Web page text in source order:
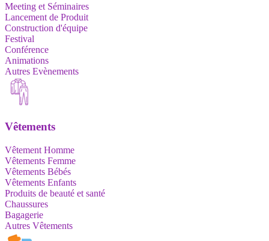
Meeting et Séminaires
Lancement de Produit
Construction d'équipe
Festival
Conférence
Animations
Autres Evènements
Vêtements
Vêtement Homme
Vêtements Femme
Vêtements Bébés
Vêtements Enfants
Produits de beauté et santé
Chaussures
Bagagerie
Autres Vêtements